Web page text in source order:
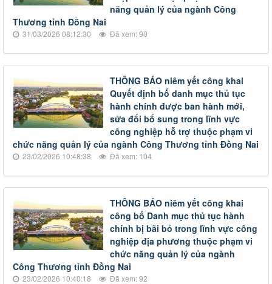
năng quản lý của ngành Công
Thương tỉnh Đồng Nai
31/03/2026 08:12:30 Đã xem: 90
THÔNG BÁO niêm yết công khai
Quyết định bố danh mục thủ tục
hành chính được ban hành mới,
sửa đổi bổ sung trong lĩnh vực
công nghiệp hỗ trợ thuộc phạm vi
chức năng quản lý của ngành Công Thương tỉnh Đồng Nai
23/02/2026 10:48:38 Đã xem: 104
THÔNG BÁO niêm yết công khai
công bố Danh mục thủ tục hành
chính bị bãi bỏ trong lĩnh vực công
nghiệp địa phương thuộc phạm vi
chức năng quản lý của ngành
Công Thương tỉnh Đồng Nai
23/02/2026 10:40:18 Đã xem: 92